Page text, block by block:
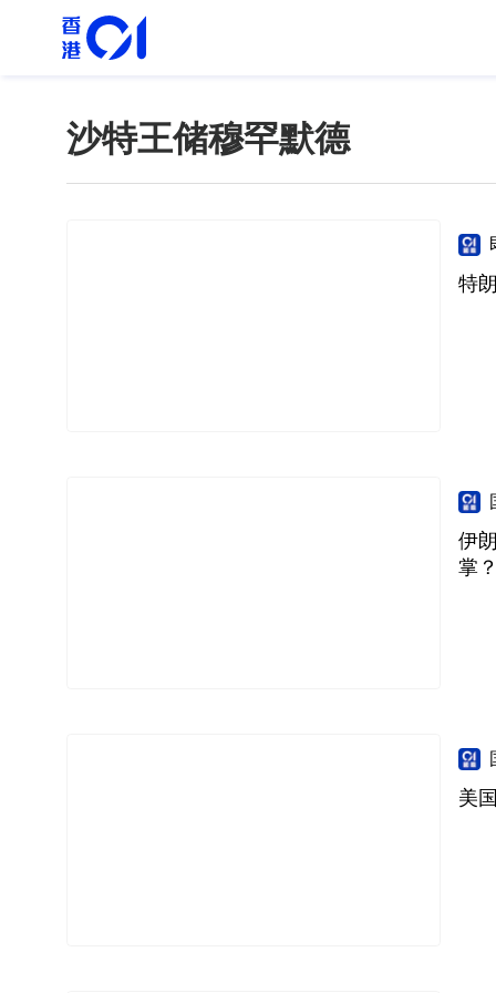
沙特王储穆罕默德
特
伊
掌
美